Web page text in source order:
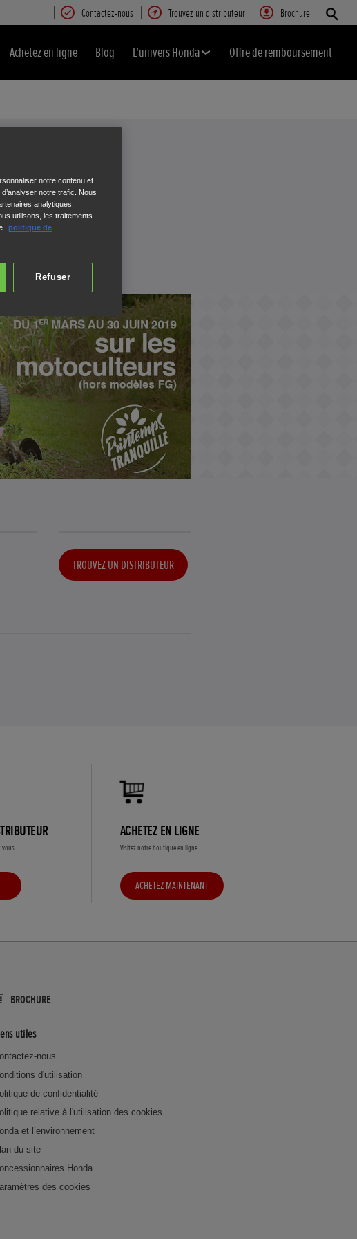
Contactez-nous Trouvez un distributeur Brochure
Achetez en ligne Blog L'univers Honda Offre de remboursement
5
TROUVEZ UN DISTRIBUTEUR
vous
ACHETEZ EN LIGNE
Visitez notre boutique en ligne
ACHETEZ MAINTENANT
BROCHURE
utiles
nous
d'utilisation
de confidentialité
relative à l'utilisation des cookies
et l’environnement
du site
Honda
des cookies
notre contenu et
notre trafic. Nous
analytiques,
utilisons, les traitements
politique de
Refuser